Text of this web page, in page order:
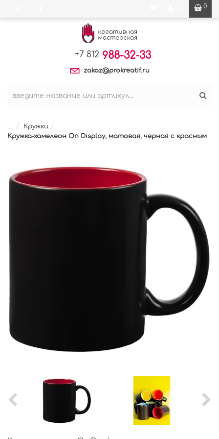
0
+7 812 988-32-33
zakaz@prokreatif.ru
...
Кружки
Кружка-хамелеон On Display, матовая, черная с красным